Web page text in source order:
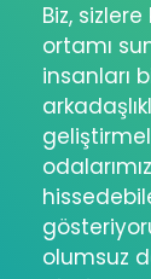
Biz,
ortamı
insanları
olumsuz